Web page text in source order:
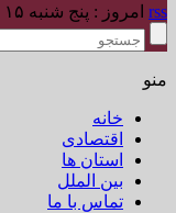
rss امروز : پنج شنبه ۱۵ مرداد ۱۴۰۵
منو
خانه
اقتصادی
استان ها
بین الملل
تماس با ما